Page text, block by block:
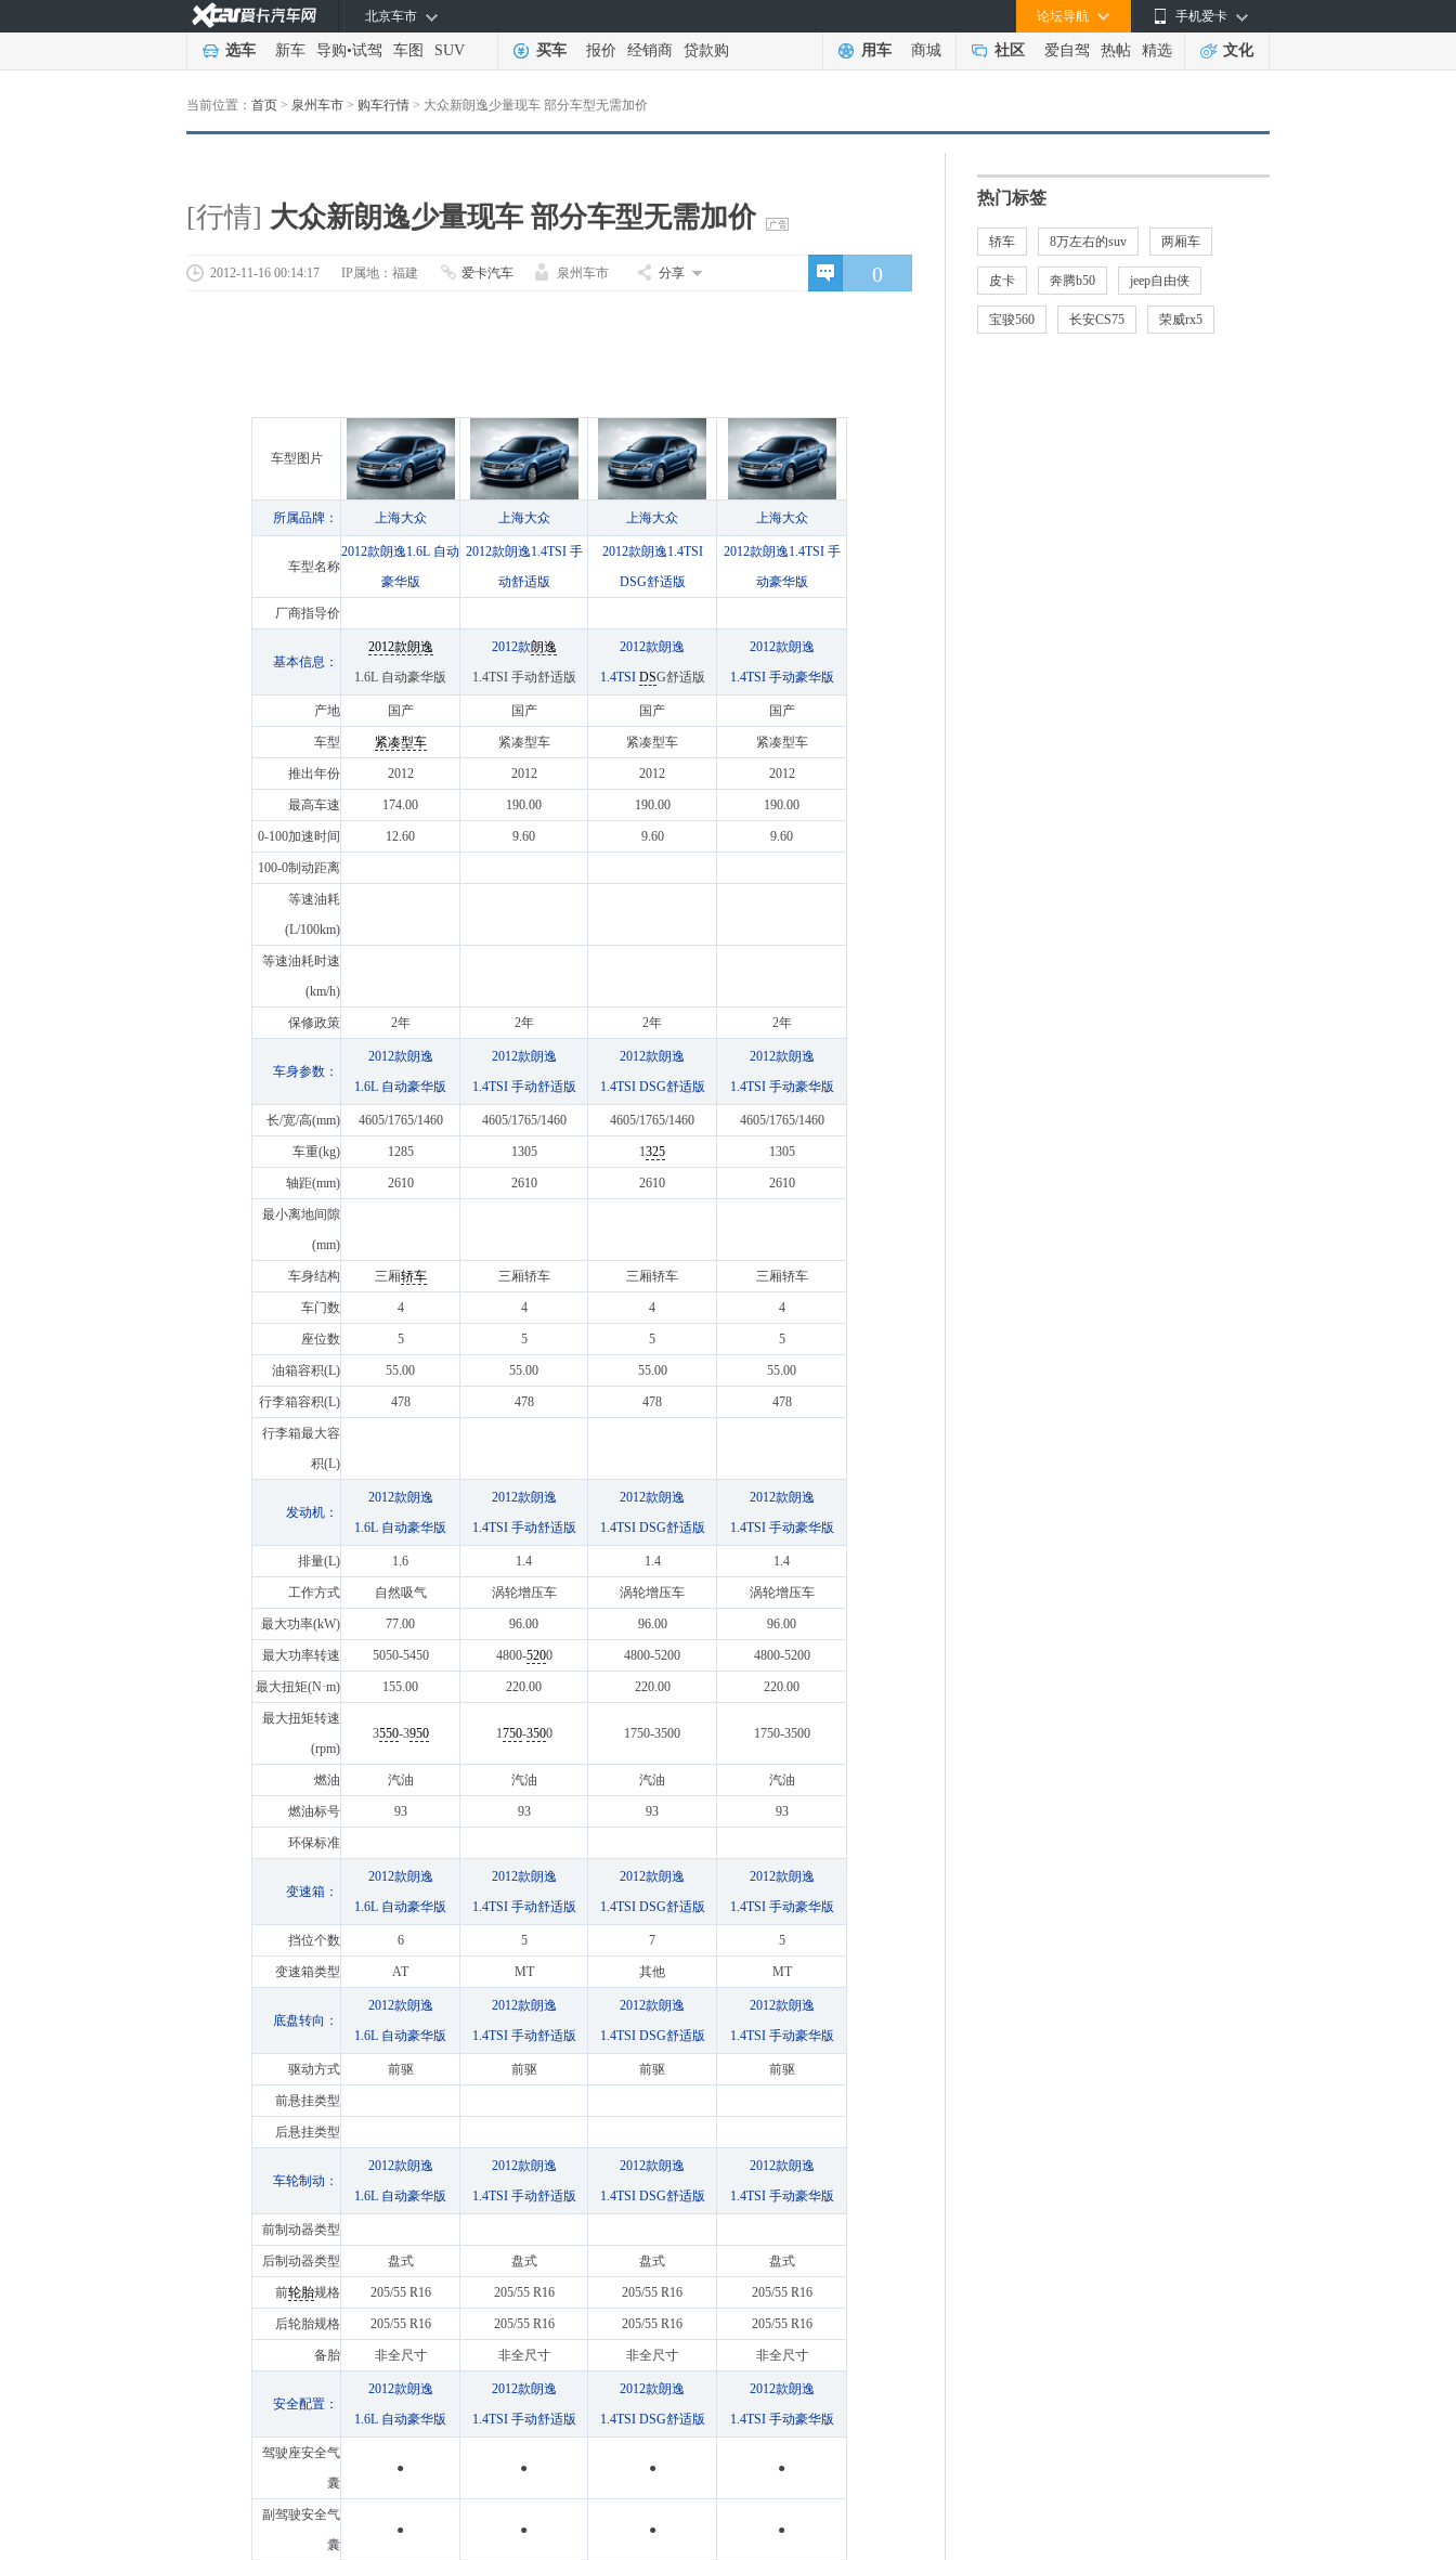
手机爱卡
论坛导航
北京车市
选车 新车 导购•试驾 车图 SUV 买车 报价 经销商 贷款购 用车 商城 社区 爱自驾 热帖 精选 文化
当前位置： 首页 > 泉州车市 > 购车行情 > 大众新朗逸少量现车 部分车型无需加价
[行情] 大众新朗逸少量现车 部分车型无需加价
0
2012-11-16 00:14:17 IP属地：福建 爱卡汽车 泉州车市 分享
车型图片
所属品牌： 上海大众 上海大众 上海大众 上海大众
车型名称
2012款朗逸1.6L 自动
豪华版
2012款朗逸1.4TSI 手
动舒适版
2012款朗逸1.4TSI
DSG舒适版
2012款朗逸1.4TSI 手
动豪华版
厂商指导价
基本信息：
2012款朗逸
1.6L 自动豪华版
2012款朗逸
1.4TSI 手动舒适版
2012款朗逸
1.4TSI DSG舒适版
2012款朗逸
1.4TSI 手动豪华版
产地 国产 国产 国产 国产
车型 紧凑型车 紧凑型车 紧凑型车 紧凑型车
推出年份 2012 2012 2012 2012
最高车速 174.00 190.00 190.00 190.00
0-100加速时间 12.60 9.60 9.60 9.60
100-0制动距离
等速油耗
(L/100km)
等速油耗时速
(km/h)
保修政策 2年 2年 2年 2年
车身参数：
2012款朗逸
1.6L 自动豪华版
2012款朗逸
1.4TSI 手动舒适版
2012款朗逸
1.4TSI DSG舒适版
2012款朗逸
1.4TSI 手动豪华版
长/宽/高(mm) 4605/1765/1460 4605/1765/1460 4605/1765/1460 4605/1765/1460
车重(kg) 1285 1305 1325 1305
轴距(mm) 2610 2610 2610 2610
最小离地间隙
(mm)
车身结构 三厢轿车 三厢轿车 三厢轿车 三厢轿车
车门数 4 4 4 4
座位数 5 5 5 5
油箱容积(L) 55.00 55.00 55.00 55.00
行李箱容积(L) 478 478 478 478
行李箱最大容
积(L)
发动机：
2012款朗逸
1.6L 自动豪华版
2012款朗逸
1.4TSI 手动舒适版
2012款朗逸
1.4TSI DSG舒适版
2012款朗逸
1.4TSI 手动豪华版
排量(L) 1.6 1.4 1.4 1.4
工作方式 自然吸气 涡轮增压车 涡轮增压车 涡轮增压车
最大功率(kW) 77.00 96.00 96.00 96.00
最大功率转速 5050-5450 4800-5200 4800-5200 4800-5200
最大扭矩(N·m) 155.00 220.00 220.00 220.00
最大扭矩转速
(rpm)
3550-3950 1750-3500 1750-3500 1750-3500
燃油 汽油 汽油 汽油 汽油
燃油标号 93 93 93 93
环保标准
变速箱：
2012款朗逸
1.6L 自动豪华版
2012款朗逸
1.4TSI 手动舒适版
2012款朗逸
1.4TSI DSG舒适版
2012款朗逸
1.4TSI 手动豪华版
挡位个数 6 5 7 5
变速箱类型 AT MT 其他 MT
底盘转向：
2012款朗逸
1.6L 自动豪华版
2012款朗逸
1.4TSI 手动舒适版
2012款朗逸
1.4TSI DSG舒适版
2012款朗逸
1.4TSI 手动豪华版
驱动方式 前驱 前驱 前驱 前驱
前悬挂类型
后悬挂类型
车轮制动：
2012款朗逸
1.6L 自动豪华版
2012款朗逸
1.4TSI 手动舒适版
2012款朗逸
1.4TSI DSG舒适版
2012款朗逸
1.4TSI 手动豪华版
前制动器类型
后制动器类型 盘式 盘式 盘式 盘式
前轮胎规格 205/55 R16 205/55 R16 205/55 R16 205/55 R16
后轮胎规格 205/55 R16 205/55 R16 205/55 R16 205/55 R16
备胎 非全尺寸 非全尺寸 非全尺寸 非全尺寸
安全配置：
2012款朗逸
1.6L 自动豪华版
2012款朗逸
1.4TSI 手动舒适版
2012款朗逸
1.4TSI DSG舒适版
2012款朗逸
1.4TSI 手动豪华版
驾驶座安全气
囊
● ● ● ●
副驾驶安全气
囊
● ● ● ●
热门标签
轿车 8万左右的suv 两厢车
皮卡 奔腾b50 jeep自由侠
宝骏560 长安CS75 荣威rx5